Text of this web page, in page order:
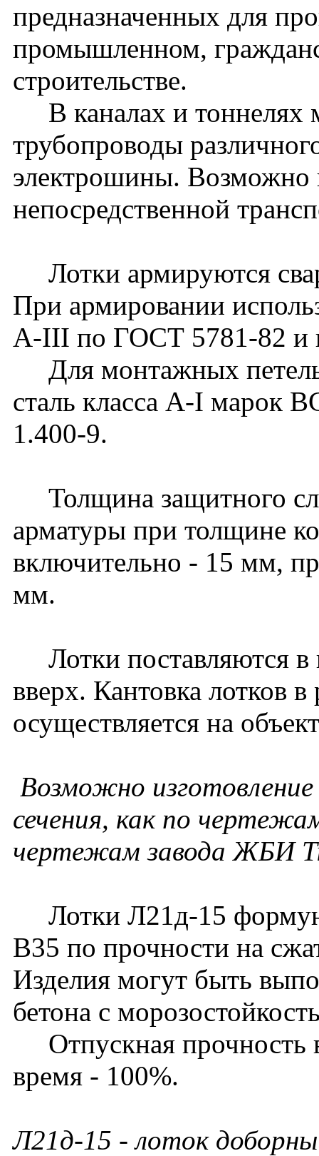
предназначенных для
промышленном,
строительстве.
В каналах и тоннелях
трубопроводы
электрошины. Возможно
непосредственной
Лотки армируются
При армировании
А-III по ГОСТ 5781-82 и
Для монтажных петель
сталь класса А-I марок
1.400-9.
Толщина защитного
арматуры при толщине
включительно - 15 мм,
мм.
Лотки поставляются в
вверх. Кантовка лотков
осуществляется на
Возможно
сечения, как по
чертежам завода ЖБИ
Лотки Л21д-15
В35 по прочности на
Изделия могут быть
бетона с
Отпускная прочность
время - 100%.
Л21д-15 - лоток